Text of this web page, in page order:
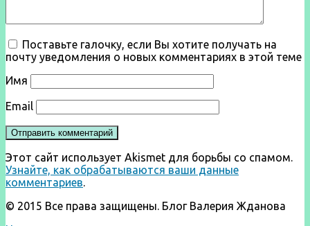
Поставьте галочку, если Вы хотите получать на
почту уведомления о новых комментариях в этой теме
Имя
Email
Этот сайт использует Akismet для борьбы со спамом.
Узнайте, как обрабатываются ваши данные
комментариев.
© 2015 Все права защищены. Блог Валерия Жданова